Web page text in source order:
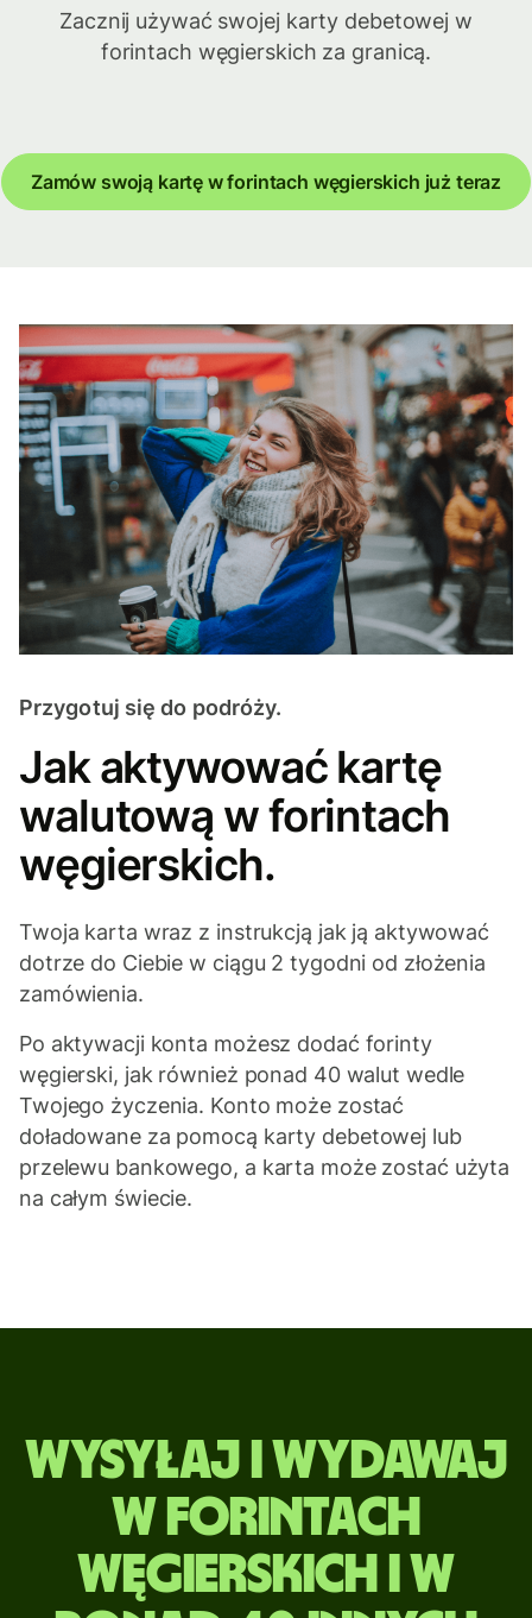
Zacznij używać swojej karty debetowej w
forintach węgierskich za granicą.
Zamów swoją kartę w forintach węgierskich już teraz
Jak aktywować kartę
walutową w forintach
węgierskich.
Przygotuj się do podróży.
Twoja karta wraz z instrukcją jak ją aktywować
dotrze do Ciebie w ciągu 2 tygodni od złożenia
zamówienia.
Po aktywacji konta możesz dodać forinty
węgierski, jak również ponad 40 walut wedle
Twojego życzenia. Konto może zostać
doładowane za pomocą karty debetowej lub
przelewu bankowego, a karta może zostać użyta
na całym świecie.
i
wydawaj
Wysyłaj i wydawaj
w forintach
węgierskich i w